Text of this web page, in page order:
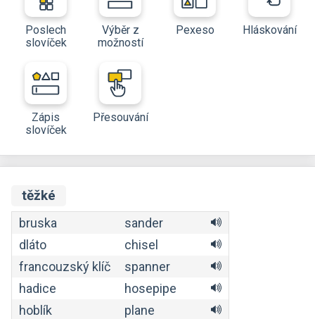
Poslech
slovíček
Výběr z
možností
Pexeso Hláskování
Zápis
slovíček
Přesouvání
těžké
bruska
sander
dláto
chisel
francouzský klíč
spanner
hadice
hosepipe
hoblík
plane